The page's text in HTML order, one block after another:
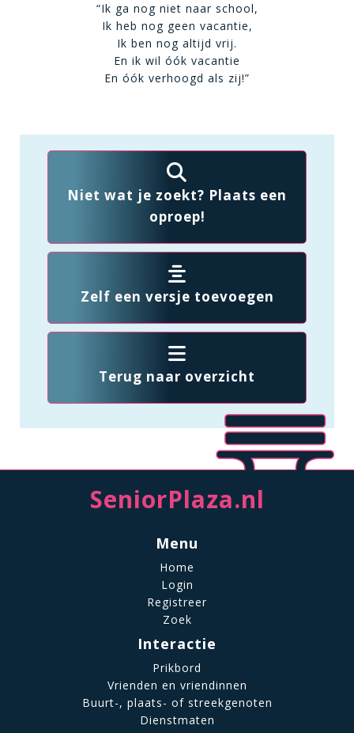
“Ik ga nog niet naar school,
Ik heb nog geen vacantie,
Ik ben nog altijd vrij.
En ik wil óók vacantie
En óók verhoogd als zij!”
Niet wat je zoekt? Plaats een
oproep!
Zelf een versje toevoegen
Terug naar overzicht
SeniorPlaza.nl
Menu
Home
Login
Registreer
Zoek
Interactie
Prikbord
Vrienden en vriendinnen
Buurt-, plaats- of streekgenoten
Dienstmaten